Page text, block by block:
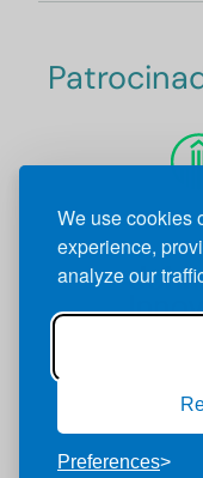
We use cookies
experience,
analyze our
Preferences